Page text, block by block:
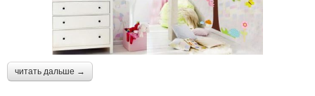
читать дальше →